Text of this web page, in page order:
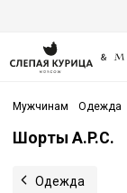
Мужчинам Одежда
Шорты A.P.C.
Одежда